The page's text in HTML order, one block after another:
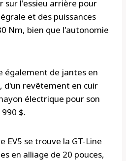
sur l'essieu arrière pour
et des puissances
Nm, bien que l'autonomie
également de jantes en
d'un revêtement en cuir
électrique pour son
$.
EV5 se trouve la GT-Line
en alliage de 20 pouces,